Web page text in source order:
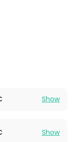
sekä
on flyygeli,
Show
Show